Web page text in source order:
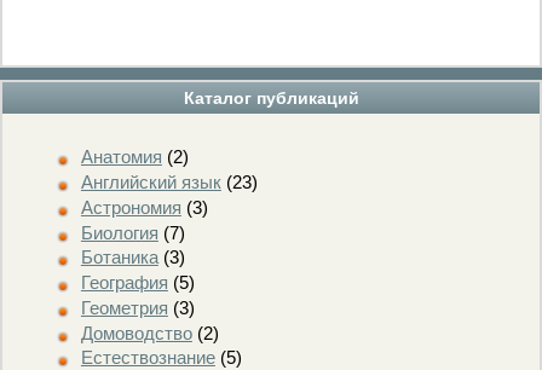
Каталог публикаций
Анатомия (2)
Английский язык(23)
Астрономия (3)
Биология (7)
Ботаника(3)
География (5)
Геометрия (3)
Домоводство(2)
Естествознание(5)